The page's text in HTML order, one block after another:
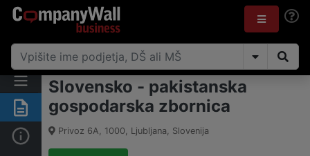
Povzetek
Osnovni podatki
Slovensko - pakistanska
gospodarska zbornica
Privoz 6A, 1000, Ljubljana, Slovenija